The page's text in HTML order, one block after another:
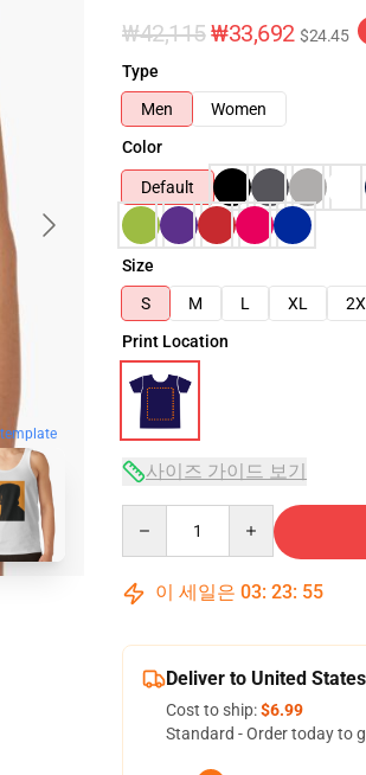
₩42,115₩33,692 $24.45
Type
Men
Women
Color
Default
Size
S
M L XL
Print Location
사이즈 가이드 보기
이 세일은 03: 23: 54
Deliver to United States
Cost to ship:$6.99
Standard - Order today to